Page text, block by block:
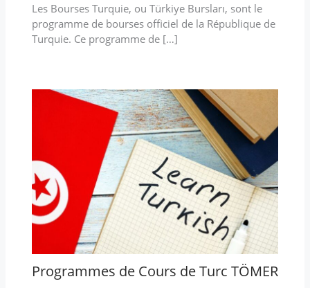
Les Bourses Turquie, ou Türkiye Bursları, sont le
programme de bourses officiel de la République de
Turquie. Ce programme de […]
Programmes de Cours de Turc TÖMER